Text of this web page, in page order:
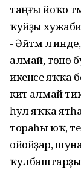
таңғы йоҡо
ҡуйҙы
- Әйтмә лә
алмай, төнө
икенсе яҡҡа
китә алмай
һул яҡҡа
тораһы юҡ,
ойойҙар,